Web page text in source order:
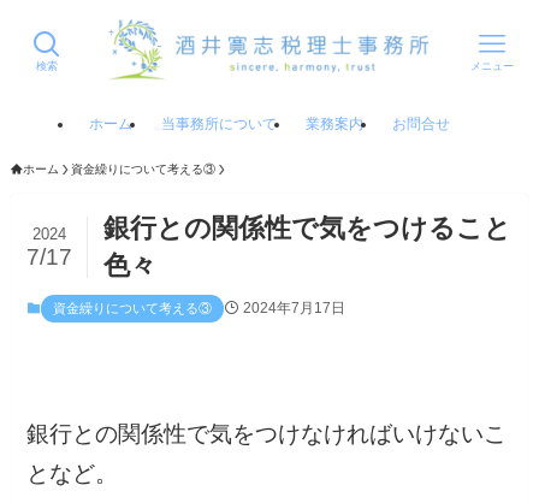
検索 メニュー
ホーム 当事務所について 業務案内 お問合せ
ホーム 資金繰りについて考える③
銀行との関係性で気をつけること
色々
2024
7/17
資金繰りについて考える③ 2024年7月17日
銀行との関係性で気をつけなければいけないこ
となど。